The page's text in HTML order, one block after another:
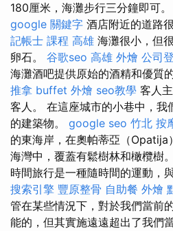
180厘米，海灘步行三分鐘即可。
google 關鍵字 酒店附近的道路
記帳士 課程 高雄 海灘很小，但
卵石。 谷歌seo 高雄 外燴 公司
海灘酒吧提供原始的酒精和優質
推拿 buffet 外燴 seo教學 客人
客人。 在這座城市的小巷中，
的建築物。 google seo 竹北 按
的東海岸，在奧帕蒂亞（Opatija
海灣中，覆蓋有鬆樹林和橄欖樹。
時間旅行是一種隨時間的運動，
搜索引擎 豐原整骨 自助餐 外燴
管在某些情況下，對於我們當前
能的，但其實施遠遠超出了我們